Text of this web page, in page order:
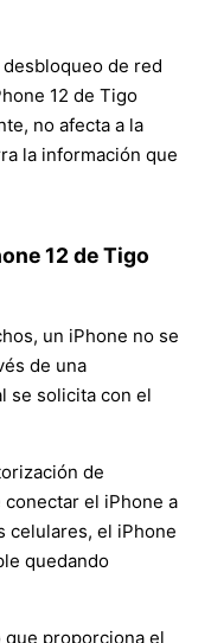
de red
12 de Tigo
no afecta a la
la información que
12 de Tigo
un iPhone no se
de una
se solicita con el
de
el iPhone a
celulares, el iPhone
quedando
que proporciona el